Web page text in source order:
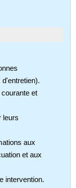
et
leurs
aux
et aux
intervention.